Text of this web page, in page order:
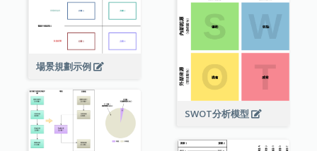
場景規劃示例
SWOT分析模型